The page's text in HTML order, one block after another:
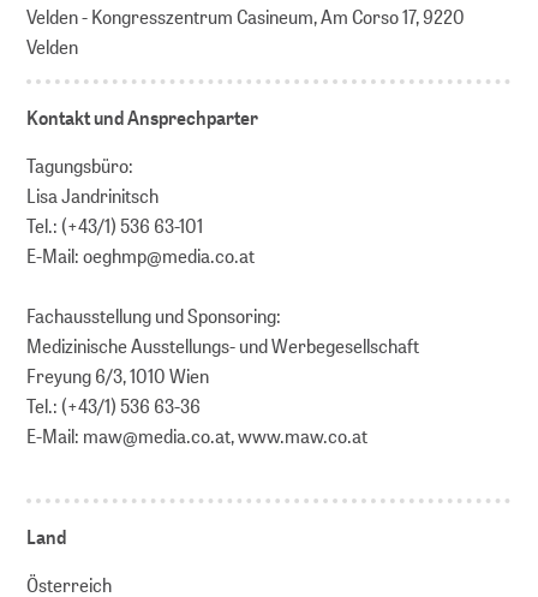
Velden - Kongresszentrum Casineum, Am Corso 17, 9220
Velden
Kontakt und Ansprechparter
Tagungsbüro:
Lisa Jandrinitsch
Tel.: (+43/1) 536 63-101
E-Mail: oeghmp@media.co.at
Fachausstellung und Sponsoring:
Medizinische Ausstellungs- und Werbegesellschaft
Freyung 6/3, 1010 Wien
Tel.: (+43/1) 536 63-36
E-Mail: maw@media.co.at, www.maw.co.at
Land
Österreich